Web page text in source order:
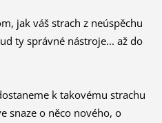
jak váš strach z neúspěchu
ty správné nástroje... až do
k takovému strachu
snaze o něco nového, o